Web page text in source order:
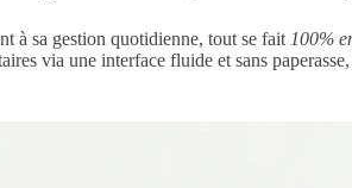
à sa gestion quotidienne, tout se fait 100%
via une interface fluide et sans